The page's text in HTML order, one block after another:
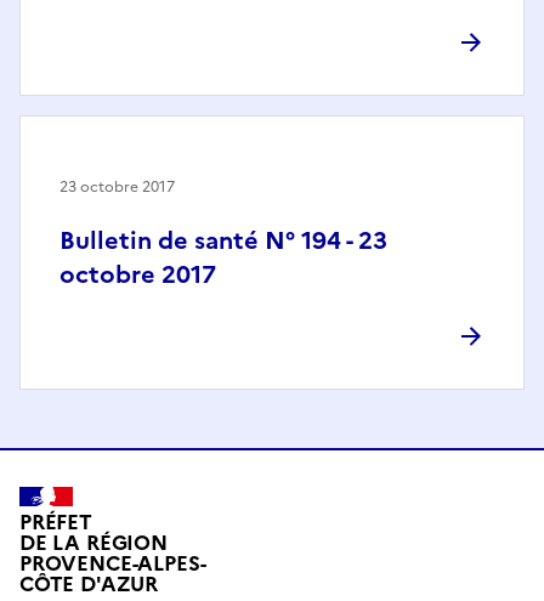
Bulletin de santé N° 194 - 23
octobre 2017
23 octobre 2017
PRÉFET
DE LA RÉGION
PROVENCE-ALPES-
CÔTE D'AZUR